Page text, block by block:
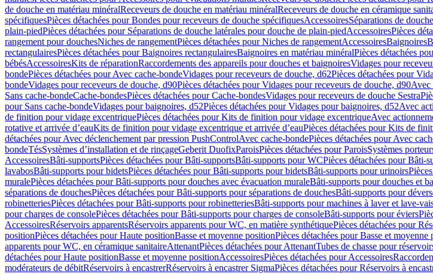
de douche en matériau minéralReceveurs de douche en matériau minéralReceveurs de douche en céramique
spécifiquesPièces détachées pour Bondes pour receveurs de douche spécifiquesAccessoiresSéparations de douche
plain-piedPièces détachées pour Séparations de douche latérales pour douche de plain-piedAccessoiresPièces
rangement pour douchesNiches de rangementPièces détachées pour Niches de rangementAccessoiresBaignoires
rectangulairesPièces détachées pour Baignoires rectangulairesBaignoires en matériau minéralPièces détachées
bébésAccessoiresKits de réparationRaccordements des appareils pour douches et baignoiresVidages pour
bondePièces détachées pour Avec cache-bondeVidages pour receveurs de douche, d62Pièces détachées pour
bondeVidages pour receveurs de douche, d90Pièces détachées pour Vidages pour receveurs de douche, d90Avec
Sans cache-bondeCache-bondesPièces détachées pour Cache-bondesVidages pour receveurs de douche Sestra
pour Sans cache-bondeVidages pour baignoires, d52Pièces détachées pour Vidages pour baignoires, d52Avec
de finition pour vidage excentriquePièces détachées pour Kits de finition pour vidage excentriqueAvec
rotative et arrivée d’eauKits de finition pour vidage excentrique et arrivée d’eauPièces détachées pour Kits de
détachées pour Avec déclenchement par pression PushControlAvec cache-bondePièces détachées pour Avec
bondeTésSystèmes d’installation et de rinçageGeberit DuofixParoisPièces détachées pour ParoisSystèmes
AccessoiresBâti-supportsPièces détachées pour Bâti-supportsBâti-supports pour WCPièces détachées pour Bâti-
lavabosBâti-supports pour bidetsPièces détachées pour Bâti-supports pour bidetsBâti-supports pour urinoirs
muralePièces détachées pour Bâti-supports pour douches avec évacuation muraleBâti-supports pour douches et
séparations de douchesPièces détachées pour Bâti-supports pour séparations de douchesBâti-supports pour
robinetteriesPièces détachées pour Bâti-supports pour robinetteriesBâti-supports pour machines à laver et lave-
pour charges de consolePièces détachées pour Bâti-supports pour charges de consoleBâti-supports pour éviers
AccessoiresRéservoirs apparentsRéservoirs apparents pour WC, en matière synthétiquePièces détachées pour
positionPièces détachées pour Haute positionBasse et moyenne positionPièces détachées pour Basse et moyenne
apparents pour WC, en céramique sanitaireAttenantPièces détachées pour AttenantTubes de chasse pour
détachées pour Haute positionBasse et moyenne positionAccessoiresPièces détachées pour Accessoires
modérateurs de débitRéservoirs à encastrerRéservoirs à encastrer SigmaPièces détachées pour Réservoirs à